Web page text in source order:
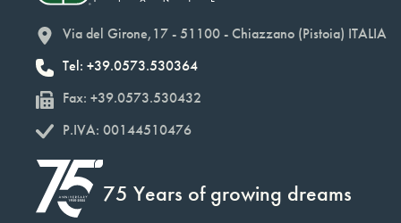
Via del Girone,17 - 51100 - Chiazzano (Pistoia) ITALIA
Tel: +39.0573.530364
Fax: +39.0573.530432
P.IVA: 00144510476
75 Years of growing dreams